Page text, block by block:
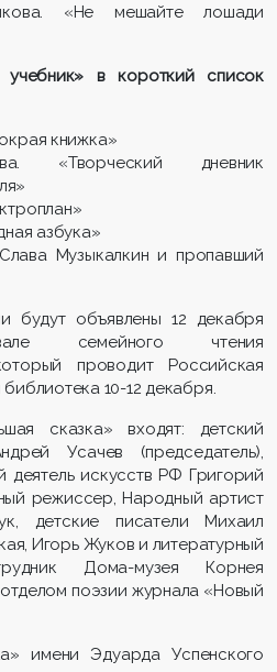
«Не мешайте лошади
в короткий список
книжка»
«Творческий дневник
азбука»
Музыкалкин и пропавший
будут объявлены 12 декабря
семейного чтения
проводит Российская
10-12 декабря.
сказка» входят: детский
Усачев (председатель),
деятель искусств РФ Григорий
режиссер, Народный артист
детские писатели Михаил
Игорь Жуков и литературный
Дома-музея Корнея
поэзии журнала «Новый
имени Эдуарда Успенского